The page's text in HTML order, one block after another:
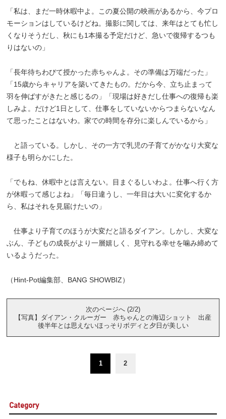
「私は、まだ一時休暇中よ。この夏公開の映画があるから、今プロ
モーションはしているけどね。撮影に関しては、来年はとても忙し
くなりそうだし、秋にも1本撮る予定だけど、急いで復帰するつも
りはないの」
「長年待ちわびて授かった赤ちゃんよ。その準備は万端だった」
「15歳からキャリアを築いてきたもの。だから今、立ち止まって
羽を伸ばすがきたと感じるの」「現場は好きだし仕事への復帰も楽
しみよ。だけど1日として、仕事をしていないからつまらないなん
て思ったことはないわ。家での時間を存分に楽しんでいるから」
と語っている。しかし、その一方で乳児の子育てがかなり大変な
様子も明らかにした。
「でもね、休暇中とは言えない。目まぐるしいわよ。仕事へ行く方
が休暇って感じよね」「毎日違うし、一年目は大いに変化するか
ら、私はそれを見届けたいの」
仕事より子育てのほうが大変だと語るダイアン。しかし、大変な
ぶん、子どもの成長がより一層嬉しく、見守れる幸せを噛み締めて
いるようだった。
（Hint-Pot編集部、BANG SHOWBIZ）
次のページへ (2/2)
【写真】ダイアン・クルーガー 赤ちゃんとの海辺ショット 出産
後半年とは思えないほっそりボディと夕日が美しい
1 2
Category